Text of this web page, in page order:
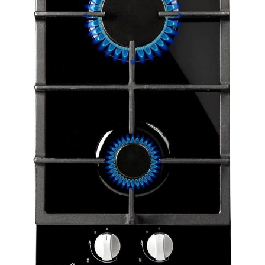
directement sur le plan de travail, idéale pour les petites
cuisines, les terrasses, les cuisines extérieures, les
appartements, le camping, les caravanes et les péniches.